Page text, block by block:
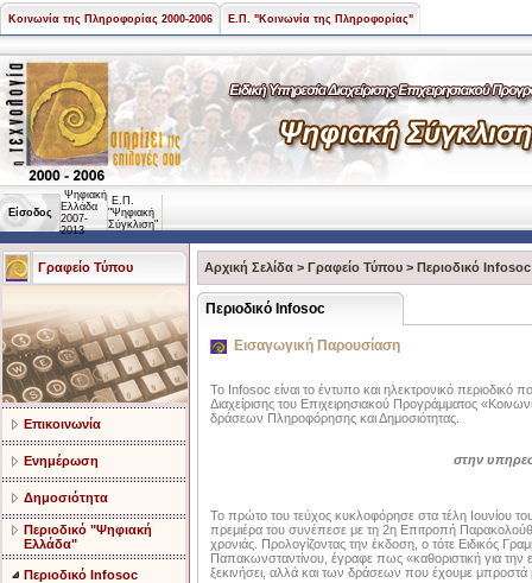
Κοινωνία της Πληροφορίας 2000-2006 Ε.Π. "Κοινωνία της Πληροφορίας"
Είσοδος
Ψηφιακή
Ελλάδα
2007-
2013
Ε.Π.
"Ψηφιακή
Σύγκλιση"
Γραφείο Τύπου
Επικοινωνία
Ενημέρωση
Δημοσιότητα
Περιοδικό "Ψηφιακή
Ελλάδα"
Περιοδικό Infosoc
Αρχική Σελίδα > Γραφείο Τύπου > Περιοδικό Infosoc
Περιοδικό Infosoc
Εισαγωγική Παρουσίαση
Το Infosoc είναι το έντυπο και ηλεκτρονικό περιοδικό
Διαχείρισης του Επιχειρησιακού Προγράμματος
δράσεων Πληροφόρησης και Δημοσιότητας.
στην
Το πρώτο του τεύχος κυκλοφόρησε στα τέλη Ιουνίου του
πρεμιέρα του συνέπεσε με τη 2η Επιτροπή
χρονιάς. Προλογίζοντας την έκδοση, ο τότε Ειδικός
Παπακωνσταντίνου, έγραφε πως «καθοριστική για
ξεκινήσει, αλλά και των δράσεων που έχουμε